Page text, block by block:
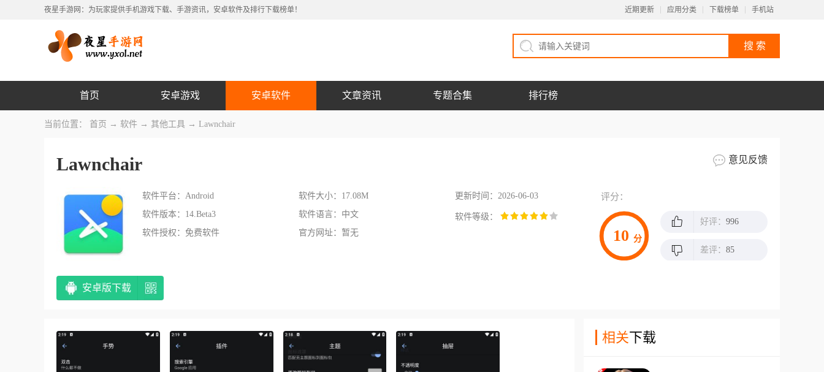
夜星手游网：为玩家提供手机游戏下载、手游资讯，安卓软件及排行下载榜单！ 近期更新 应用分类 下载榜单 手机站
首页 安卓游戏 安卓软件 文章资讯 专题合集 排行榜
当前位置： 首页 → 软件 → 其他工具 → Lawnchair
Lawnchair 意见反馈
软件平台：Android 软件大小：17.08M
更新时间：2026-06-03
软件版本：14.Beta3
软件语言：中文
软件等级：
软件授权：免费软件
官方网址：暂无
评分：
10 分
好评： 996
差评： 85
安卓版下载
相关下载